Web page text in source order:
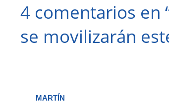
4 comentarios en
se movilizarán
MARTÍN